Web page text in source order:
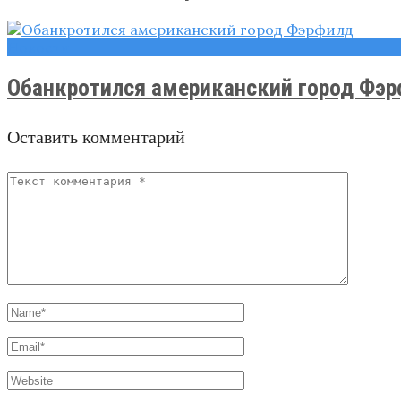
Обанкротился американский город
Оставить комментарий